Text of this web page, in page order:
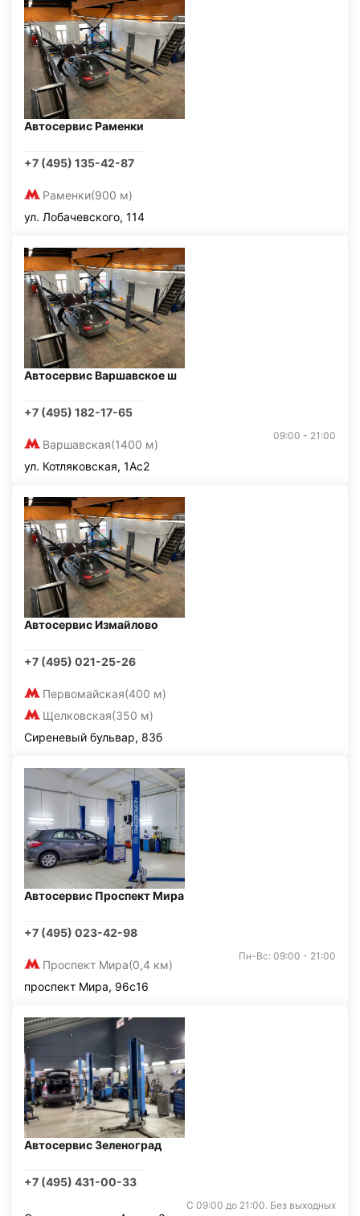
Автосервис Раменки
+7 (495) 135-42-87
Раменки(900 м)
ул. Лобачевского, 114
Автосервис Варшавское ш
+7 (495) 182-17-65
Варшавская(1400 м)
09:00 - 21:00
ул. Котляковская, 1Ас2
Автосервис Измайлово
+7 (495) 021-25-26
Первомайская(400 м)
Щелковская(350 м)
Сиреневый бульвар, 83б
Автосервис Проспект Мира
+7 (495) 023-42-98
Проспект Мира(0,4 км)
Пн-Вс: 09:00 - 21:00
проспект Мира, 96с16
Автосервис Зеленоград
+7 (495) 431-00-33
С 09:00 до 21:00. Без выходных